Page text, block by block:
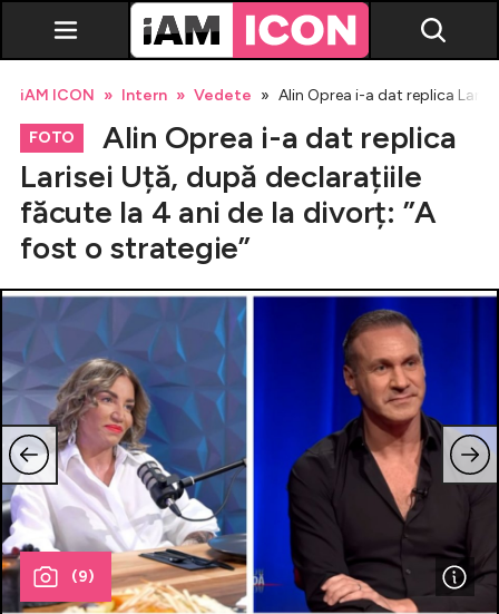
Vedete
Evenimente
Emisiuni TV
Horoscop
Lifestyle
Celebrități
Breaking News
iAM ICON Intern Vedete Alin Oprea i-a dat replica
FOTO
Alin Oprea i-a dat replica
Larisei Uță, după declarațiile
făcute la 4 ani de la divorț: ”A
fost o strategie”
(9)